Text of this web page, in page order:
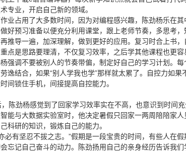
专业，开启自己新的领域。
业占用了大多数时间，因为对编程感兴趣，陈劲杨乐在其
好预习准备以便充分利用课堂，跟上老师节奏，多思考
推导一遍，加深理解，做到更好的应用。复习时合上书
点是思路要理清，不仅复习效率，之后学其他课程也更
强调不要被别人的节奏带偏，制定好自己的学习计划。
逸结合，如果“别人学我也学”那样就太累了。自控力如果
间锁住手机，间接提高自控能力。
陈劲杨感觉到了回家学习效率实在不高，也意识到时间充
能与大数据实验室时，他决定暑假只回家一两周陪陪家人
科研的知识，锻炼自己的能力。
必有坚忍不拔之志。”假期是一段宝贵的时间，有些人在
忘记自己奋斗的动力。陈劲扬用自己的亲身经历告诉我